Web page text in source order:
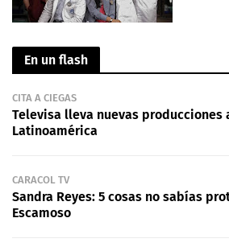
En un flash
CITA A CIEGAS
Televisa lleva nuevas producciones
Latinoamérica
CARACOL TV
Sandra Reyes: 5 cosas no sabías
Escamoso